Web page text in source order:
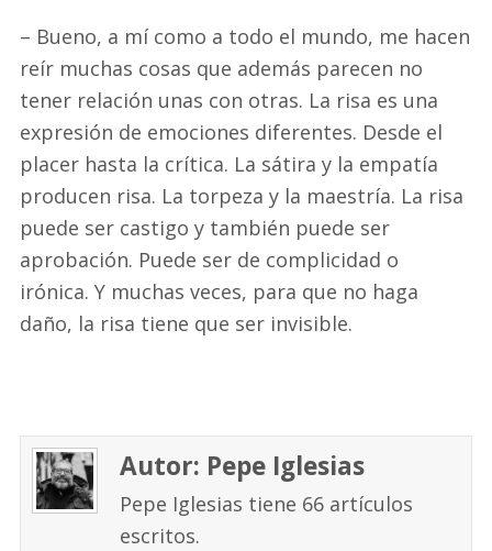
– Bueno, a mí como a todo el mundo, me hacen
reír muchas cosas que además parecen no
tener relación unas con otras. La risa es una
expresión de emociones diferentes. Desde el
placer hasta la crítica. La sátira y la empatía
producen risa. La torpeza y la maestría. La risa
puede ser castigo y también puede ser
aprobación. Puede ser de complicidad o
irónica. Y muchas veces, para que no haga
daño, la risa tiene que ser invisible.
Autor: Pepe Iglesias
Pepe Iglesias tiene 66 artículos
escritos.